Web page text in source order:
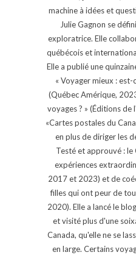
machine à idées et
Julie Gagnon se
exploratrice. Elle
québécois et
Elle a publié une
« Voyager mieux :
(Québec Amérique,
voyages ? » (Éditions
«Cartes postales du
en plus de diriger les
Testé et approuvé : le
expériences
2017 et 2023) et de
filles qui ont peur de
2020). Elle a lancé le
et visité plus d'une
Canada, qu'elle ne se
en large. Certains